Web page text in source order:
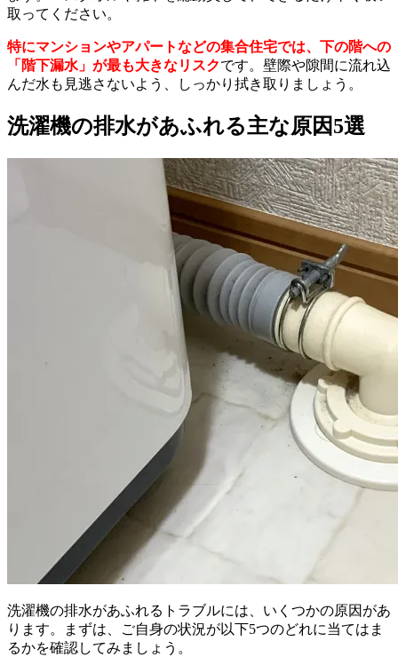
取ってください。
特にマンションやアパートなどの集合住宅では、下の階への
「階下漏水」が最も大きなリスクです。壁際や隙間に流れ込
んだ水も見逃さないよう、しっかり拭き取りましょう。
洗濯機の排水があふれる主な原因5選
洗濯機の排水があふれるトラブルには、いくつかの原因があ
ります。まずは、ご自身の状況が以下5つのどれに当てはま
るかを確認してみましょう。